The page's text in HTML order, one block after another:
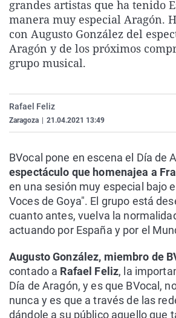
grandes artistas que ha tenido
manera muy especial Aragón.
con Augusto González del
Aragón y de los próximos
grupo musical.
Rafael Feliz
Zaragoza 21.04.2021 13:49
BVocal pone en escena el Día de
espectáculo que homenajea a
en una sesión muy especial bajo
Voces de Goya". El grupo está
cuanto antes, vuelva la
actuando por España y por el
Augusto González, miembro de
contado a Rafael Feliz, la
Día de Aragón, y es que BVocal,
nunca y es que a través de las
dándole a su público aquello que